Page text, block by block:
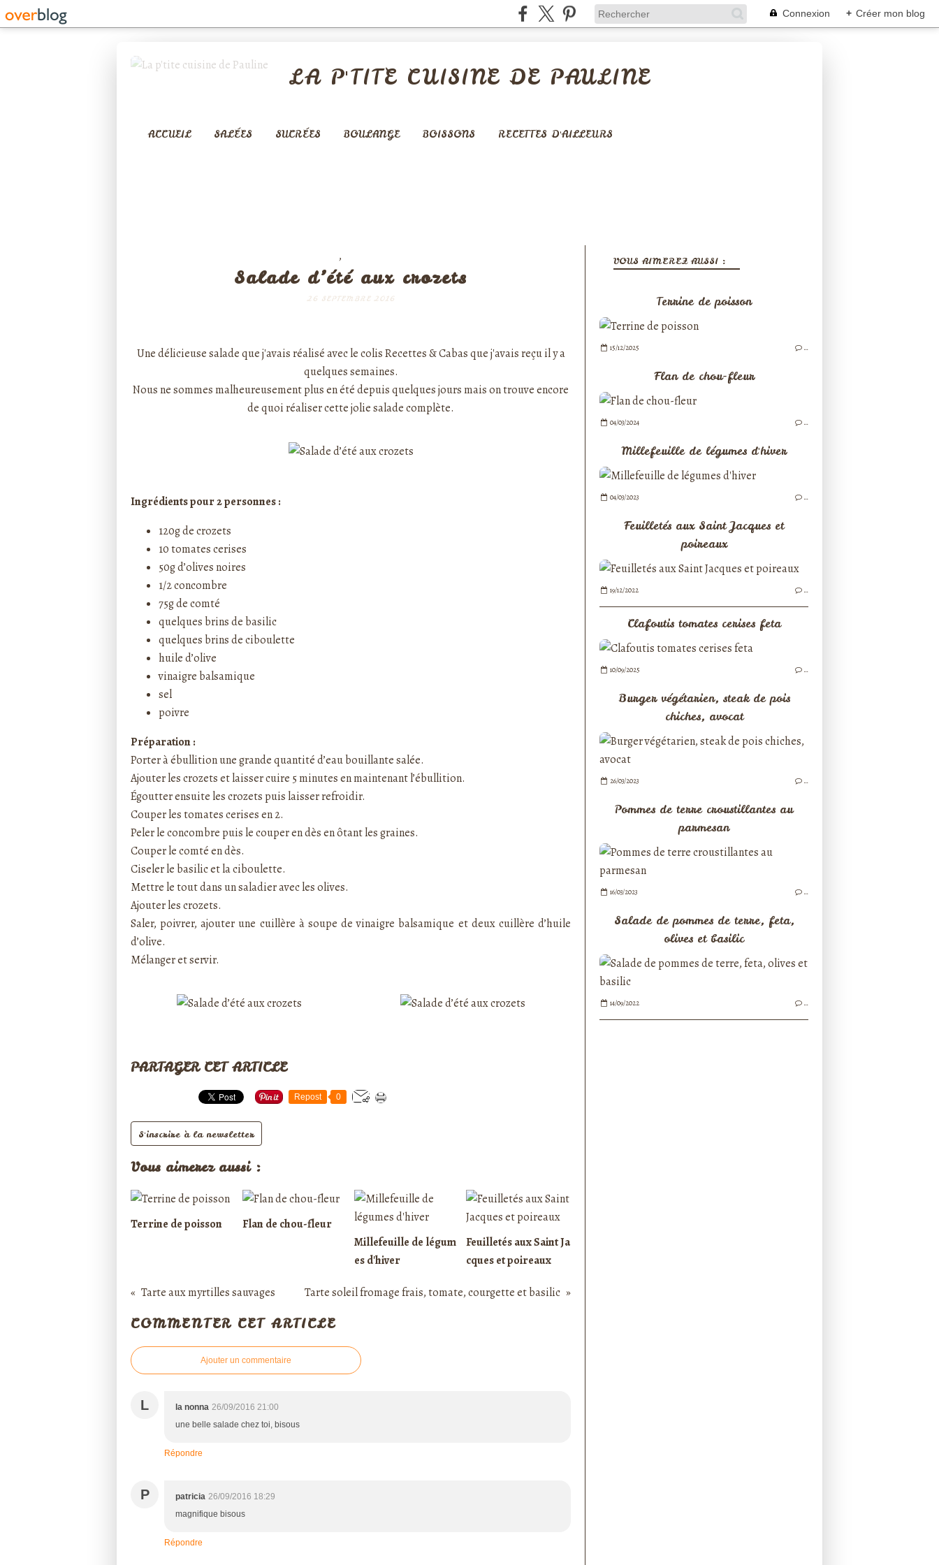
Connexion + Créer mon blog
LA P'TITE CUISINE DE PAULINE
ACCUEIL SALÉES SUCRÉES BOULANGE BOISSONS RECETTES D'AILLEURS
,
Salade d’été aux crozets
26 SEPTEMBRE 2016
Une délicieuse salade que j'avais réalisé avec le colis Recettes & Cabas que j'avais reçu il y a
quelques semaines.
Nous ne sommes malheureusement plus en été depuis quelques jours mais on trouve encore
de quoi réaliser cette jolie salade complète.
Ingrédients pour 2 personnes :
120g de crozets
10 tomates cerises
50g d’olives noires
1/2 concombre
75g de comté
quelques brins de basilic
quelques brins de ciboulette
huile d’olive
vinaigre balsamique
sel
poivre
Préparation :
Porter à ébullition une grande quantité d’eau bouillante salée.
Ajouter les crozets et laisser cuire 5 minutes en maintenant l’ébullition.
Égoutter ensuite les crozets puis laisser refroidir.
Couper les tomates cerises en 2.
Peler le concombre puis le couper en dès en ôtant les graines.
Couper le comté en dès.
Ciseler le basilic et la ciboulette.
Mettre le tout dans un saladier avec les olives.
Ajouter les crozets.
Saler, poivrer, ajouter une cuillère à soupe de vinaigre balsamique et deux cuillère d’huile
d’olive.
Mélanger et servir.
PARTAGER CET ARTICLE
Repost 0
S'inscrire à la newsletter
Vous aimerez aussi :
Terrine de poisson
Flan de chou-fleur
Millefeuille de légum
es d'hiver
Feuilletés aux Saint Ja
cques et poireaux
Tarte aux myrtilles sauvages Tarte soleil fromage frais, tomate, courgette et basilic
COMMENTER CET ARTICLE
Ajouter un commentaire
L la nonna 26/09/2016 21:00
une belle salade chez toi, bisous
Répondre
P patricia 26/09/2016 18:29
magnifique bisous
Répondre
VOUS AIMEREZ AUSSI :
Terrine de poisson
15/12/2025 …
Flan de chou-fleur
04/03/2024 …
Millefeuille de légumes d'hiver
04/03/2023 …
Feuilletés aux Saint Jacques et
poireaux
19/12/2022 …
Clafoutis tomates cerises feta
10/09/2025 …
Burger végétarien, steak de pois
chiches, avocat
26/03/2023 …
Pommes de terre croustillantes au
parmesan
16/03/2023 …
Salade de pommes de terre, feta,
olives et basilic
14/09/2022 …